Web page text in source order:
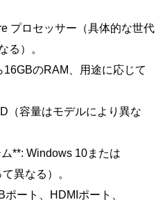
プロセッサー（具体的な世代
る）。
のRAM、用途に応じて
（容量はモデルにより異な
**: Windows 10または
異なる）。
ート、HDMIポート、